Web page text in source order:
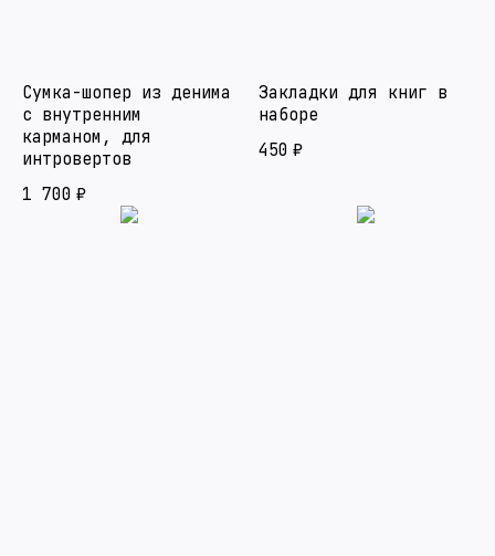
Сумка-шопер из денима
с внутренним
карманом, для
интровертов
1 700 ₽
Закладки для книг в
наборе
450 ₽